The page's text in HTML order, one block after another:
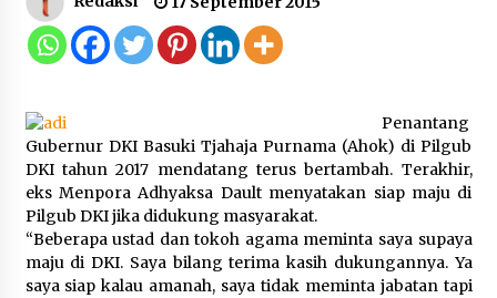
Gebyar Lomba 17 Agustus RSUD
Tigaraksa, Semarakkan HUT RI
dengan Nuansa Kebersamaan
Pemanfaatan Limbah Galon Bekas,
Lapas Banjar Tanam 200 Pohon
Cabai Dukung Program Ketahanan
Pangan
7 Agustus 2026
Penantang
Gubernur DKI Basuki Tjahaja Purnama (Ahok) di Pilgub
DKI tahun 2017 mendatang terus bertambah. Terakhir,
eks Menpora Adhyaksa Dault menyatakan siap maju di
Pilgub DKI jika didukung masyarakat.
“Beberapa ustad dan tokoh agama meminta saya supaya
maju di DKI. Saya bilang terima kasih dukungannya. Ya
saya siap kalau amanah, saya tidak meminta jabatan tapi